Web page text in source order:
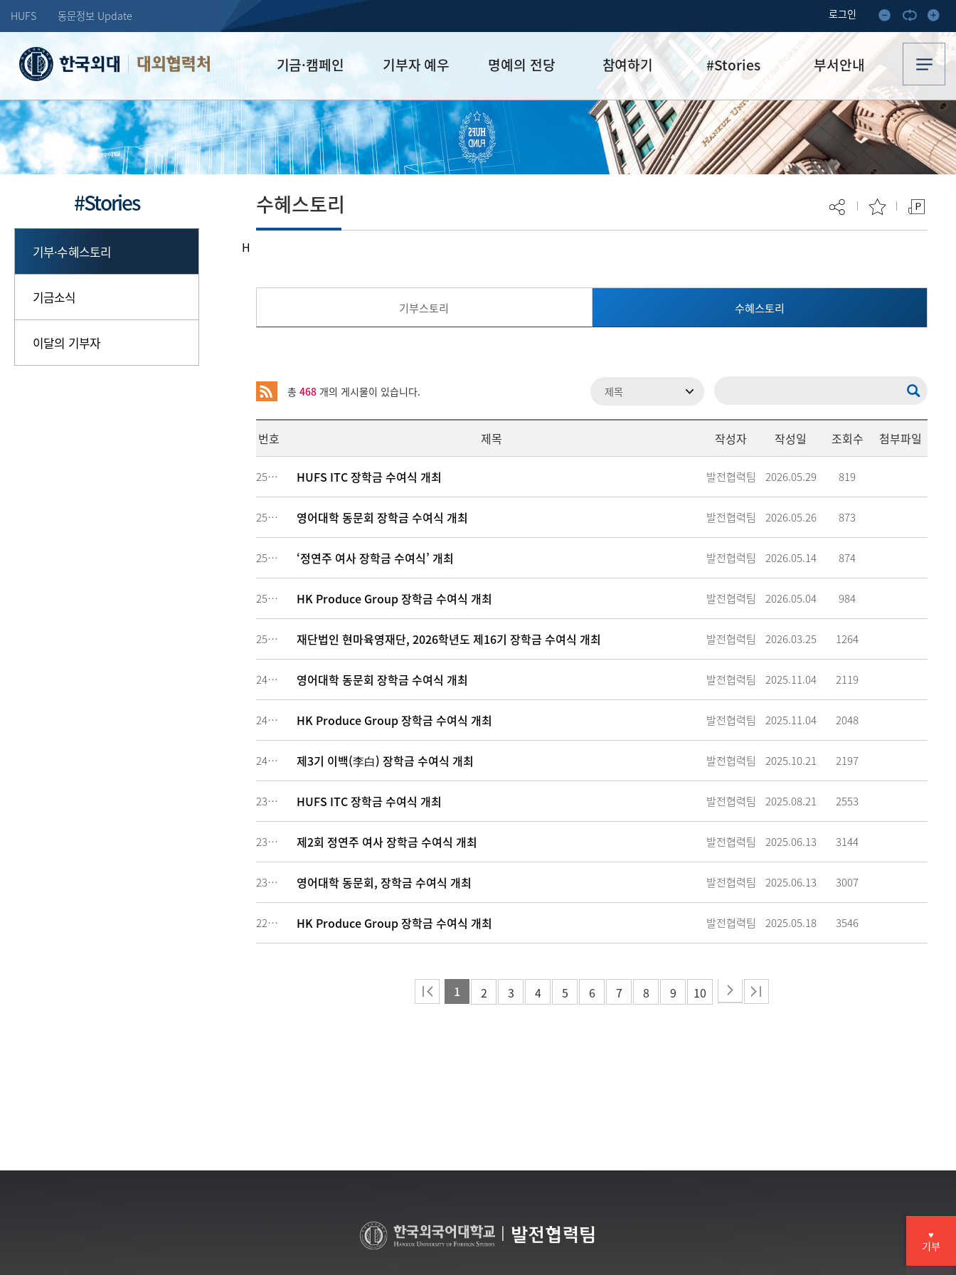
HUFS 동문정보 Update 로그인
대외협력처 기금·캠페인
학교발전기금
장학기금
선배드림 장학금
기부자 예우
예우 프로그램
세제 혜택
명예의 전당
HUFS Honor
Diamond Club
Platinum Club
참여하기
참여방법
기부하기
잠재기부자 추천
#Stories
기부·수혜스토리
기금소식
이달의 기부자
부서안내
업무안내
오시는 길
#Stories
기부·수혜스토리
기금소식
이달의 기부자
H
수혜스토리
기부스토리 수혜스토리
총 468개의 게시물이 있습니다.
번호 제목 작성자 작성일 조회수 첨부파일
256594 HUFS ITC 장학금 수여식 개최 발전협력팀 2026.05.29 819
256293 영어대학 동문회 장학금 수여식 개최 발전협력팀 2026.05.26 873
255527 ‘정연주 여사 장학금 수여식’ 개최 발전협력팀 2026.05.14 874
254480 HK Produce Group 장학금 수여식 개최 발전협력팀 2026.05.04 984
251044 재단법인 현마육영재단, 2026학년도 제16기 장학금 수여식 개최 발전협력팀 2026.03.25 1264
242033 영어대학 동문회 장학금 수여식 개최 발전협력팀 2025.11.04 2119
242019 HK Produce Group 장학금 수여식 개최 발전협력팀 2025.11.04 2048
240805 제3기 이백(李白) 장학금 수여식 개최 발전협력팀 2025.10.21 2197
234183 HUFS ITC 장학금 수여식 개최 발전협력팀 2025.08.21 2553
230480 제2회 정연주 여사 장학금 수여식 개최 발전협력팀 2025.06.13 3144
230479 영어대학 동문회, 장학금 수여식 개최 발전협력팀 2025.06.13 3007
227129 HK Produce Group 장학금 수여식 개최 발전협력팀 2025.05.18 3546
1 2 3 4 5 6 7 8 9 10
| 발전협력팀 ♥
기부